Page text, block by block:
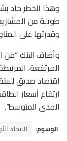
وهذا ⁠الخطر ⁠حاد
طويلة من
وقدرتها على
وأضاف البنك “من
المرتفعة،
اقتصاد صديق
ارتفاع أسعار
المدى المتوسط”.
الوسوم: الاتحاد